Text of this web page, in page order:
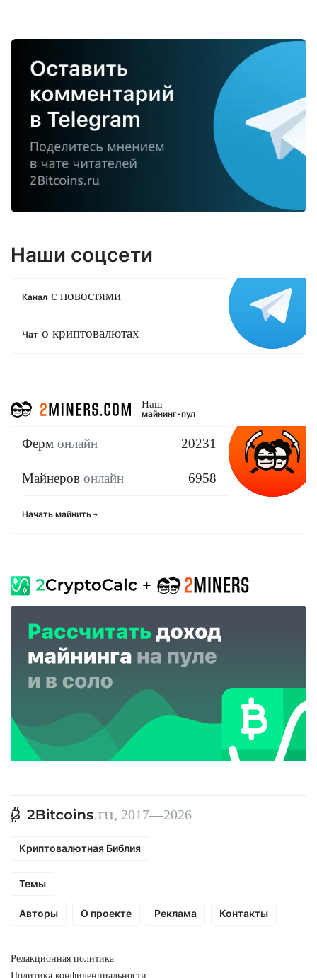
Наши соцсети
Канал с новостями
Чат о криптовалютах
Наш
майнинг-пул
Ферм онлайн 20231
Майнеров онлайн 6958
Начать майнить
, 2017—2026
Криптовалютная Библия
Темы
Авторы О проекте Реклама Контакты
Редакционная политика
Политика конфиденциальности